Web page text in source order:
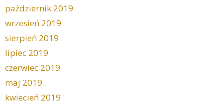
październik 2019
wrzesień 2019
sierpień 2019
lipiec 2019
czerwiec 2019
maj 2019
kwiecień 2019